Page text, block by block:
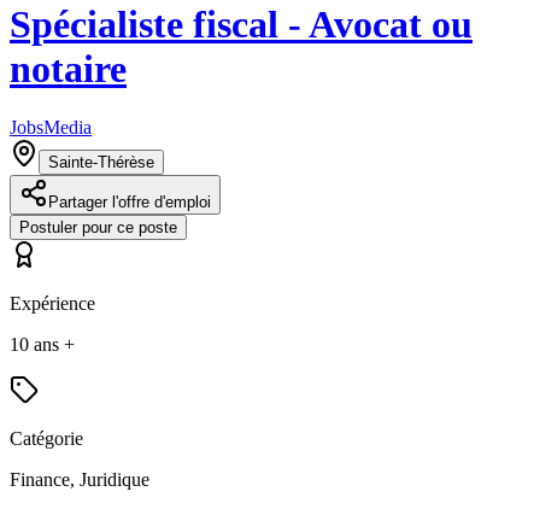
Spécialiste fiscal - Avocat ou
notaire
JobsMedia
Sainte-Thérèse
Partager l'offre d'emploi
Postuler pour ce poste
Expérience
10 ans +
Catégorie
Finance, Juridique